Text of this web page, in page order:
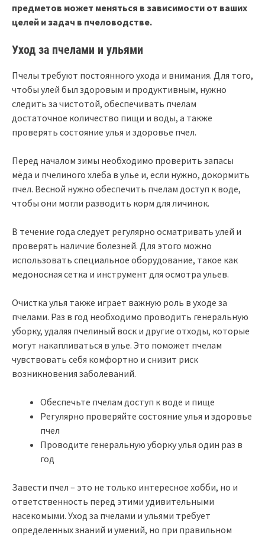
предметов может меняться в зависимости от ваших
целей и задач в пчеловодстве.
Уход за пчелами и ульями
Пчелы требуют постоянного ухода и внимания. Для того,
чтобы улей был здоровым и продуктивным, нужно
следить за чистотой, обеспечивать пчелам
достаточное количество пищи и воды, а также
проверять состояние улья и здоровье пчел.
Перед началом зимы необходимо проверить запасы
мёда и пчелиного хлеба в улье и, если нужно, докормить
пчел. Весной нужно обеспечить пчелам доступ к воде,
чтобы они могли разводить корм для личинок.
В течение года следует регулярно осматривать улей и
проверять наличие болезней. Для этого можно
использовать специальное оборудование, такое как
медоносная сетка и инструмент для осмотра ульев.
Очистка улья также играет важную роль в уходе за
пчелами. Раз в год необходимо проводить генеральную
уборку, удаляя пчелиный воск и другие отходы, которые
могут накапливаться в улье. Это поможет пчелам
чувствовать себя комфортно и снизит риск
возникновения заболеваний.
Обеспечьте пчелам доступ к воде и пище
Регулярно проверяйте состояние улья и здоровье
пчел
Проводите генеральную уборку улья один раз в
год
Завести пчел – это не только интересное хобби, но и
ответственность перед этими удивительными
насекомыми. Уход за пчелами и ульями требует
определенных знаний и умений, но при правильном